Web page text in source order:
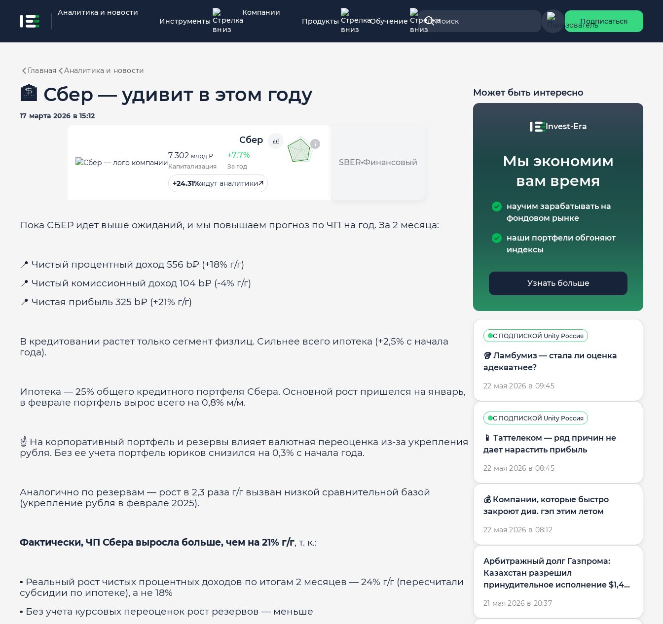
Аналитика и новости
Инструменты
Компании
Продукты
Обучение Поиск Подписаться
Главная Аналитика и новости
🏦 Сбер — удивит в этом году
17 марта 2026 в 15:12
Сбер
7 302 млрд ₽ +7.7%
Капитализация За год
+24.31%ждут аналитики
SBER Финансовый
Пока СБЕР идет выше ожиданий, и мы повышаем прогноз по ЧП на год. За 2 месяца:
📍 Чистый процентный доход 556 b₽ (+18% г/г)
📍 Чистый комиссионный доход 104 b₽ (-4% г/г)
📍 Чистая прибыль 325 b₽ (+21% г/г)
В кредитовании растет только сегмент физлиц. Сильнее всего ипотека (+2,5% с начала
года).
Ипотека — 25% общего кредитного портфеля Сбера. Основной рост пришелся на январь,
в феврале портфель вырос всего на 0,8% м/м.
☝️ На корпоративный портфель и резервы влияет валютная переоценка из-за укрепления
рубля. Без ее учета портфель юриков снизился на 0,3% с начала года.
Аналогично по резервам — рост в 2,3 раза г/г вызван низкой сравнительной базой
(укрепление рубля в феврале 2025).
Фактически, ЧП Сбера выросла больше, чем на 21% г/г, т. к.:
▪️ Реальный рост чистых процентных доходов по итогам 2 месяцев — 24% г/г (пересчитали
субсидии по ипотеке), а не 18%
▪️ Без учета курсовых переоценок рост резервов — меньше
Может быть интересно
Invest-Era
Мы экономим
вам время
научим зарабатывать на
фондовом рынке
наши портфели обгоняют
индексы
Узнать больше
С ПОДПИСКОЙ Unity Россия
🥡 Ламбумиз — стала ли оценка
адекватнее?
22 мая 2026 в 09:45
С ПОДПИСКОЙ Unity Россия
📱 Таттелеком — ряд причин не
дает нарастить прибыль
22 мая 2026 в 08:45
💰 Компании, которые быстро
закроют див. гэп этим летом
22 мая 2026 в 08:12
Арбитражный долг Газпрома:
Казахстан разрешил
принудительное исполнение $1,4
21 мая 2026 в 20:37